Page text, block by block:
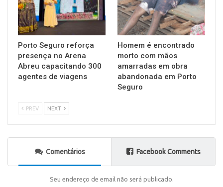
Porto Seguro reforça
presença no Arena
Abreu capacitando 300
agentes de viagens
Homem é encontrado
morto com mãos
amarradas em obra
abandonada em Porto
Seguro
PREV NEXT
Comentários Facebook Comments
Seu endereço de email não será publicado.